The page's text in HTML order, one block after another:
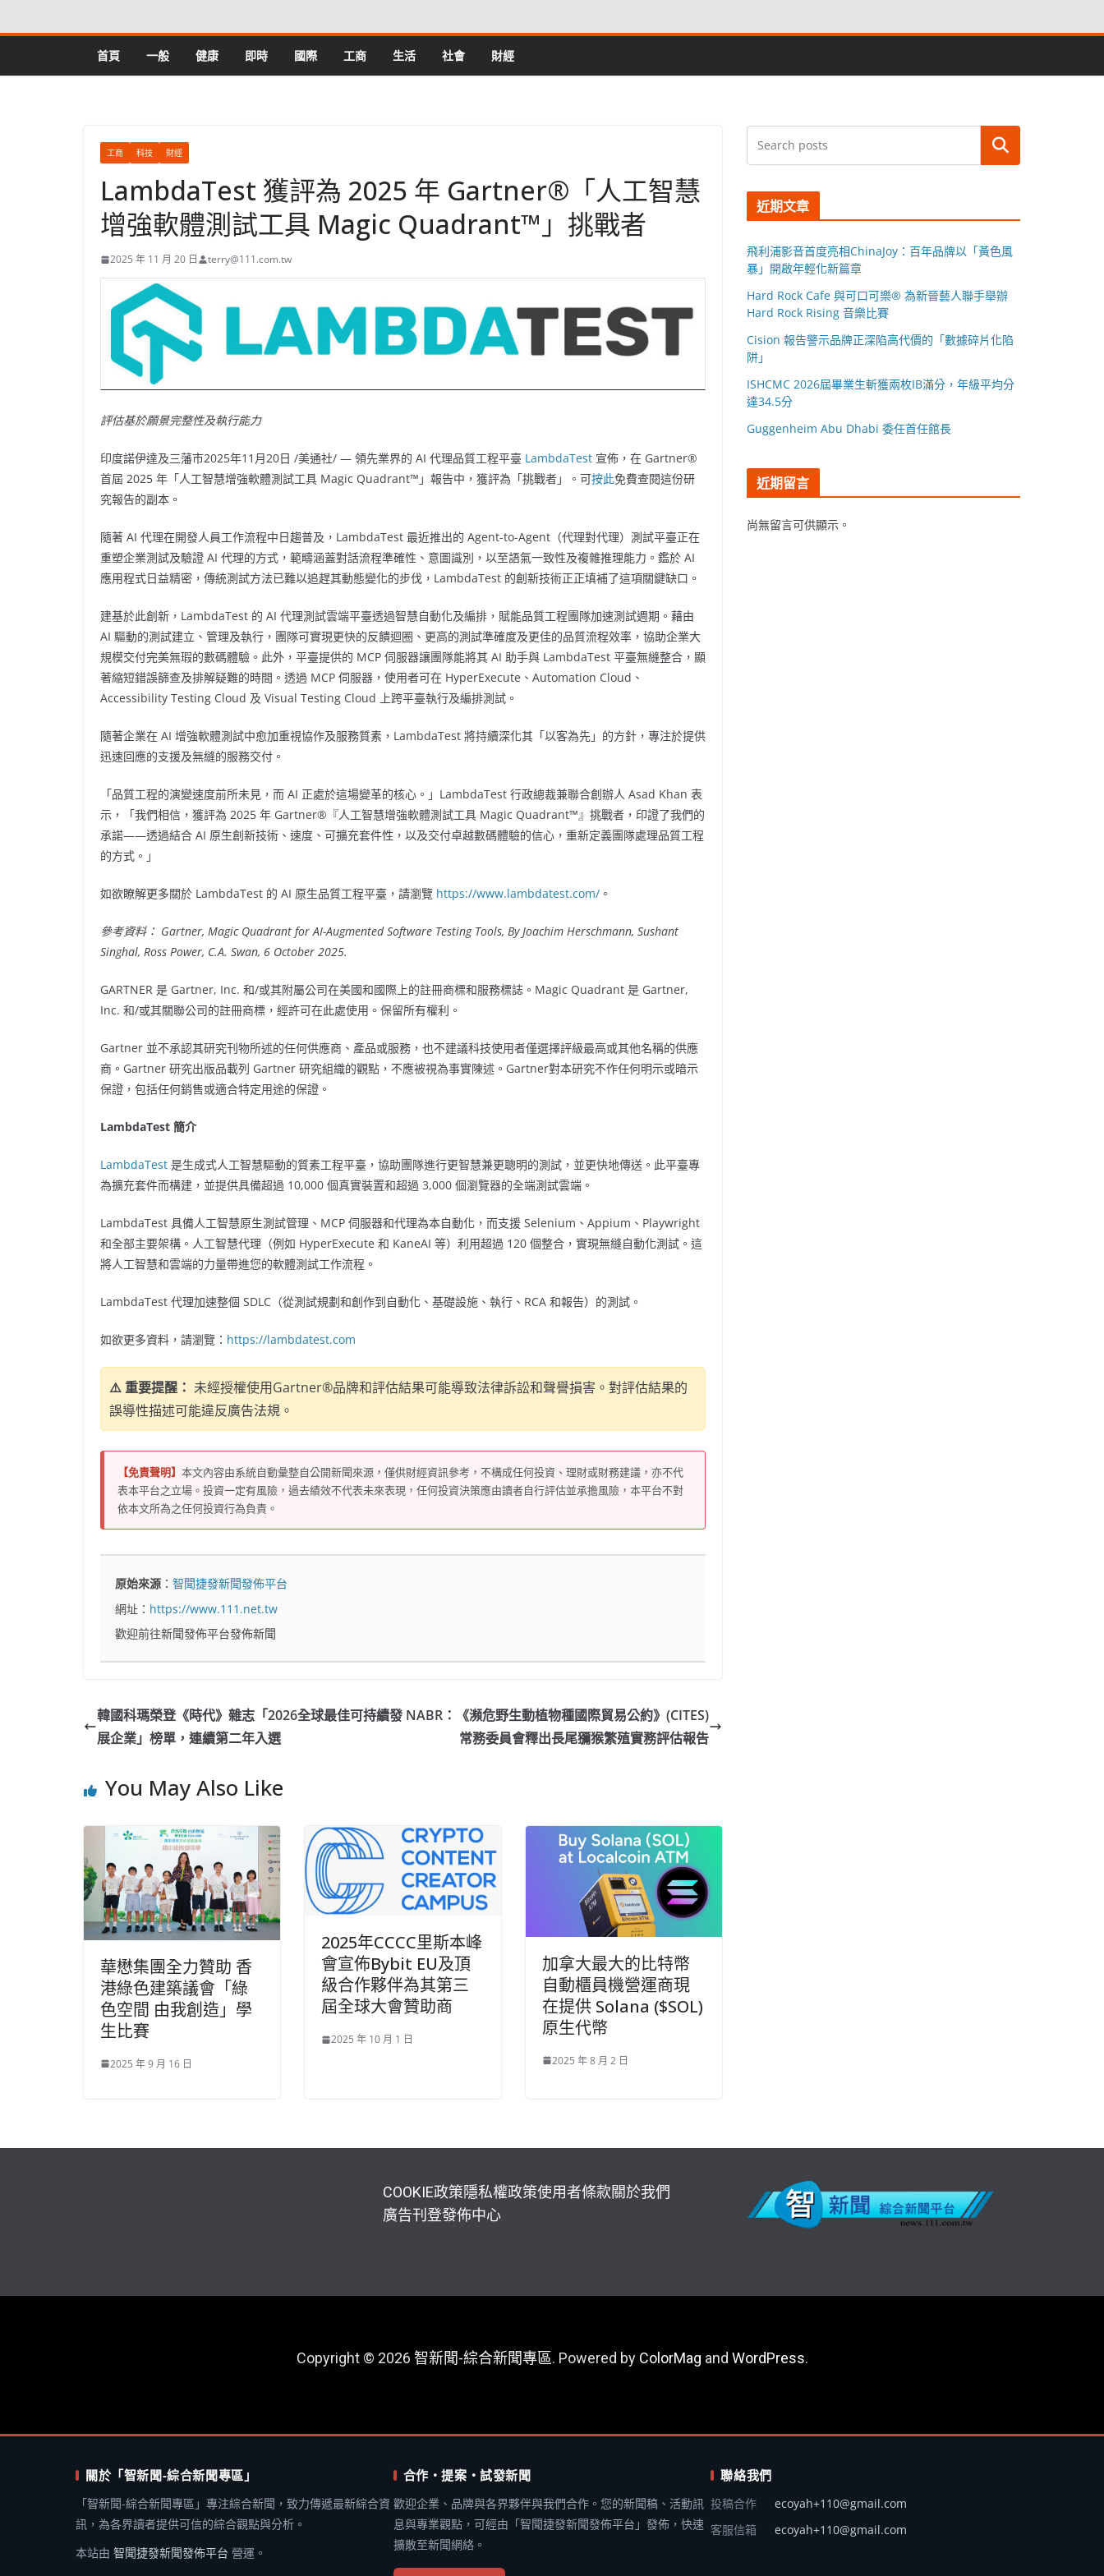
to
首頁 一般 健康 即時 國際 工商 生活 社會 財經
工商 科技 財經
LambdaTest 獲評為 2025 年 Gartner®「人工智慧
增強軟體測試工具 Magic Quadrant™」挑戰者
2025 年 11 月 20 日 terry@111.com.tw
評估基於願景完整性及執行能力
印度諾伊達及三藩市2025年11月20日 /美通社/ — 領先業界的 AI 代理品質工程平臺 LambdaTest 宣佈，在 Gartner®
首屆 2025 年「人工智慧增強軟體測試工具 Magic Quadrant™」報告中，獲評為「挑戰者」。可按此免費查閱這份研
究報告的副本。
隨著 AI 代理在開發人員工作流程中日趨普及，LambdaTest 最近推出的 Agent-to-Agent（代理對代理）測試平臺正在
重塑企業測試及驗證 AI 代理的方式，範疇涵蓋對話流程準確性、意圖識別，以至語氣一致性及複雜推理能力。鑑於 AI
應用程式日益精密，傳統測試方法已難以追趕其動態變化的步伐，LambdaTest 的創新技術正正填補了這項關鍵缺口。
建基於此創新，LambdaTest 的 AI 代理測試雲端平臺透過智慧自動化及編排，賦能品質工程團隊加速測試週期。藉由
AI 驅動的測試建立、管理及執行，團隊可實現更快的反饋迴圈、更高的測試準確度及更佳的品質流程效率，協助企業大
規模交付完美無瑕的數碼體驗。此外，平臺提供的 MCP 伺服器讓團隊能將其 AI 助手與 LambdaTest 平臺無縫整合，顯
著縮短錯誤篩查及排解疑難的時間。透過 MCP 伺服器，使用者可在 HyperExecute、Automation Cloud、
Accessibility Testing Cloud 及 Visual Testing Cloud 上跨平臺執行及編排測試。
隨著企業在 AI 增強軟體測試中愈加重視協作及服務質素，LambdaTest 將持續深化其「以客為先」的方針，專注於提供
迅速回應的支援及無縫的服務交付。
「品質工程的演變速度前所未見，而 AI 正處於這場變革的核心。」LambdaTest 行政總裁兼聯合創辦人 Asad Khan 表
示，「我們相信，獲評為 2025 年 Gartner®『人工智慧增強軟體測試工具 Magic Quadrant™』挑戰者，印證了我們的
承諾——透過結合 AI 原生創新技術、速度、可擴充套件性，以及交付卓越數碼體驗的信心，重新定義團隊處理品質工程
的方式。」
如欲瞭解更多關於 LambdaTest 的 AI 原生品質工程平臺，請瀏覽 https://www.lambdatest.com/ 。
參考資料： Gartner, Magic Quadrant for AI-Augmented Software Testing Tools, ByJoachim Herschmann, Sushant
Singhal, Ross Power, C.A. Swan, 6 October 2025.
GARTNER 是 Gartner, Inc. 和/或其附屬公司在美國和國際上的註冊商標和服務標誌。Magic Quadrant 是 Gartner,
Inc. 和/或其關聯公司的註冊商標，經許可在此處使用。保留所有權利。
Gartner 並不承認其研究刊物所述的任何供應商、產品或服務，也不建議科技使用者僅選擇評級最高或其他名稱的供應
商。Gartner 研究出版品載列 Gartner 研究組織的觀點，不應被視為事實陳述。Gartner對本研究不作任何明示或暗示
保證，包括任何銷售或適合特定用途的保證。
LambdaTest 簡介
LambdaTest 是生成式人工智慧驅動的質素工程平臺，協助團隊進行更智慧兼更聰明的測試，並更快地傳送。此平臺專
為擴充套件而構建，並提供具備超過 10,000 個真實裝置和超過 3,000 個瀏覽器的全端測試雲端。
LambdaTest 具備人工智慧原生測試管理、MCP 伺服器和代理為本自動化，而支援 Selenium、Appium、Playwright
和全部主要架構。人工智慧代理（例如 HyperExecute 和 KaneAI 等）利用超過 120 個整合，實現無縫自動化測試。這
將人工智慧和雲端的力量帶進您的軟體測試工作流程。
LambdaTest 代理加速整個 SDLC（從測試規劃和創作到自動化、基礎設施、執行、RCA 和報告）的測試。
如欲更多資料，請瀏覽： https://lambdatest.com
⚠️ 重要提醒： 未經授權使用Gartner®品牌和評估結果可能導致法律訴訟和聲譽損害。對評估結果的
誤導性描述可能違反廣告法規。
【免責聲明】 本文內容由系統自動彙整自公開新聞來源，僅供財經資訊參考，不構成任何投資、理財或財務建議，亦不代
表本平台之立場。投資一定有風險，過去績效不代表未來表現，任何投資決策應由讀者自行評估並承擔風險，本平台不對
依本文所為之任何投資行為負責。
原始來源 ：智聞捷發新聞發佈平台
網址： https://www.111.net.tw
歡迎前往新聞發佈平台發佈新聞
韓國科瑪榮登《時代》雜志「2026全球最佳可持續發
展企業」榜單，連續第二年入選
NABR：《瀕危野生動植物種國際貿易公約》(CITES)
常務委員會釋出長尾獼猴繁殖實務評估報告
You May Also Like
華懋集團全力贊助 香
港綠色建築議會「綠
色空間 由我創造」學
生比賽
2025 年 9 月 16 日
2025年CCCC里斯本峰
會宣佈Bybit EU及頂
級合作夥伴為其第三
屆全球大會贊助商
2025 年 10 月 1 日
加拿大最大的比特幣
自動櫃員機營運商現
在提供 Solana ($SOL)
原生代幣
2025 年 8 月 2 日
搜尋
近期文章
飛利浦影音首度亮相ChinaJoy：百年品牌以「黃色風
暴」開啟年輕化新篇章
Hard Rock Cafe 與可口可樂® 為新晉藝人聯手舉辦
Hard Rock Rising 音樂比賽
Cision 報告警示品牌正深陷高代價的「數據碎片化陷
阱」
ISHCMC 2026屆畢業生斬獲兩枚IB滿分，年級平均分
達34.5分
Guggenheim Abu Dhabi 委任首任館長
近期留言
尚無留言可供顯示。
COOKIE政策隱私權政策使用者條款關於我們
廣告刊登發佈中心
Copyright © 2026 智新聞-綜合新聞專區. Powered by ColorMag and WordPress.
關於「智新聞-綜合新聞專區」
「智新聞-綜合新聞專區」專注綜合新聞，致力傳遞最新綜合資
訊，為各界讀者提供可信的綜合觀點與分析。
本站由 智聞捷發新聞發佈平台 營運。
合作・提案・試發新聞
歡迎企業、品牌與各界夥伴與我們合作。您的新聞稿、活動訊
息與專業觀點，可經由「智聞捷發新聞發佈平台」發佈，快速
擴散至新聞網絡。
聯絡我們
投稿合作
ecoyah+110@gmail.com
客服信箱
ecoyah+110@gmail.com